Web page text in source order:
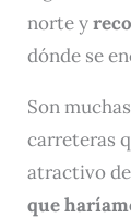
norte y
dónde se
Son
carreteras
atractivo
que